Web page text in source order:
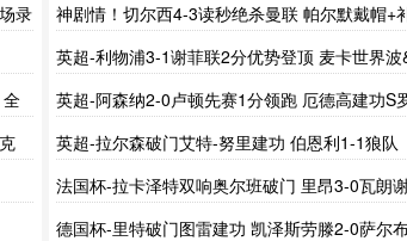
录
神剧情！切尔西4-3读秒绝杀曼联 帕尔默戴帽+
杀
英超-利物浦3-1谢菲联2分优势登顶 麦卡世界
攻
英超-阿森纳2-0卢顿先赛1分领跑 厄德高建功S
+造乌龙
英超-拉尔森破门艾特-努里建功 伯恩利1-1狼队
法国杯-拉卡泽特双响奥尔班破门 里昂3-0瓦朗
德国杯-里特破门图雷建功 凯泽斯劳滕2-0萨尔